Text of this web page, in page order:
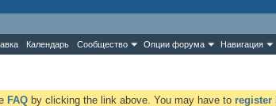
Календарь Сообщество Опции форума Навигация
FAQ by clicking the link above. You may have to register